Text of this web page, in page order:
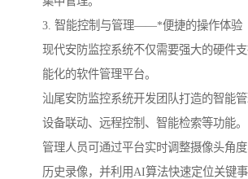
3. 智能控制与管理——*便捷的操作体验
现代安防监控系统不仅需要强大的硬件
能化的软件管理平台。
汕尾安防监控系统开发团队打造的智能
设备联动、远程控制、智能检索等功能。
管理人员可通过平台实时调整摄像头角
历史录像，并利用AI算法快速定位关键